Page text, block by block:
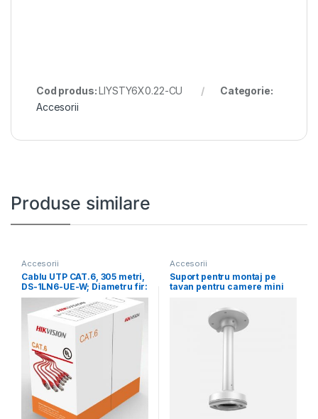
Cod produs:LIYSTY6X0.22-CU
Categorie:
Accesorii
Produse similare
Accesorii
Cablu UTP CAT.6, 305 metri,
DS-1LN6-UE-W; Diametru fir:
0.53mm, OFC,
Accesorii
Suport pentru montaj pe
tavan pentru camere mini